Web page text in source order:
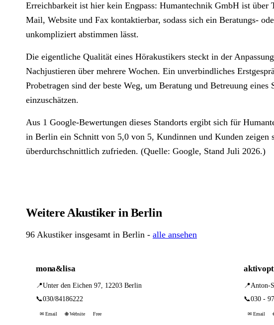
Erreichbarkeit ist hier kein Engpass: Humantechnik GmbH ist über
Mail, Website und Fax kontaktierbar, sodass sich ein Beratungs-
unkompliziert abstimmen lässt.
Die eigentliche Qualität eines Hörakustikers steckt in der
Nachjustieren über mehrere Wochen. Ein unverbindliches
Probetragen sind der beste Weg, um Beratung und Betreuung eines
einzuschätzen.
Aus 1 Google-Bewertungen dieses Standorts ergibt sich für
in Berlin ein Schnitt von 5,0 von 5, Kundinnen und Kunden zeigen
überdurchschnittlich zufrieden. (Quelle: Google, Stand Juli 2026.)
Weitere Akustiker in Berlin
96 Akustiker insgesamt in Berlin - alle ansehen
mona&lisa
📍Unter den Eichen 97, 12203 Berlin
📞030/84186222
✉ Email 🌐 Website Free
📍Anton-
📞030 -
✉ Email